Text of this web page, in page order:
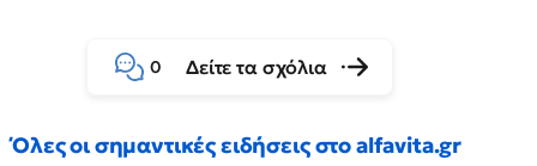
0 Δείτε τα σχόλια
Όλες οι σημαντικές ειδήσεις στο alfavita.gr